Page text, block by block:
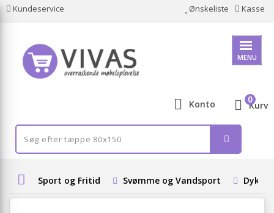
Kundeservice Ønskeliste Kasse
MENU
Konto Kurv
0
Sport og Fritid Svømme og Vandsport